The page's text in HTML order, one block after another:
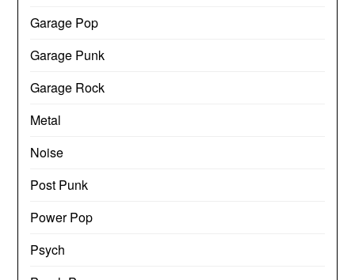
Garage Pop
Garage Punk
Garage Rock
Metal
Noise
Post Punk
Power Pop
Psych